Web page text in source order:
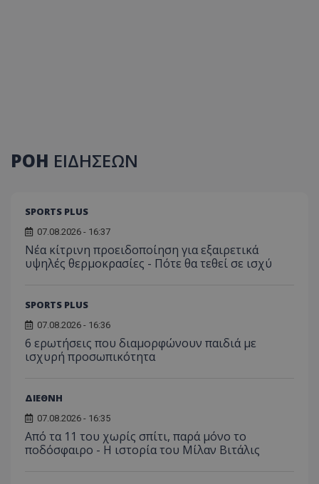
ΡΟΗ ΕΙΔΗΣΕΩΝ
SPORTS PLUS
07.08.2026 - 16:37
Νέα κίτρινη προειδοποίηση για εξαιρετικά
υψηλές θερμοκρασίες - Πότε θα τεθεί σε ισχύ
SPORTS PLUS
07.08.2026 - 16:36
6 ερωτήσεις που διαμορφώνουν παιδιά με
ισχυρή προσωπικότητα
ΔΙΕΘΝΗ
07.08.2026 - 16:35
Από τα 11 του χωρίς σπίτι, παρά μόνο το
ποδόσφαιρο - Η ιστορία του Μίλαν Βιτάλις